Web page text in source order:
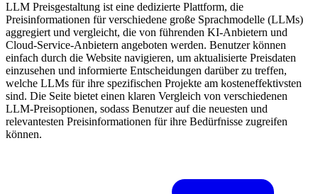
LLM Preisgestaltung ist eine dedizierte Plattform, die
Preisinformationen für verschiedene große Sprachmodelle (LLMs)
aggregiert und vergleicht, die von führenden KI-Anbietern und
Cloud-Service-Anbietern angeboten werden. Benutzer können
einfach durch die Website navigieren, um aktualisierte Preisdaten
einzusehen und informierte Entscheidungen darüber zu treffen,
welche LLMs für ihre spezifischen Projekte am kosteneffektivsten
sind. Die Seite bietet einen klaren Vergleich von verschiedenen
LLM-Preisoptionen, sodass Benutzer auf die neuesten und
relevantesten Preisinformationen für ihre Bedürfnisse zugreifen
können.